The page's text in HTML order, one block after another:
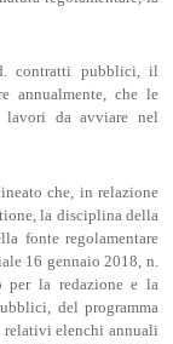
contratti pubblici, il
annualmente, che le
da avviare nel
che, in relazione
la disciplina della
fonte regolamentare
16 gennaio 2018, n.
per la redazione e la
del programma
relativi elenchi annuali